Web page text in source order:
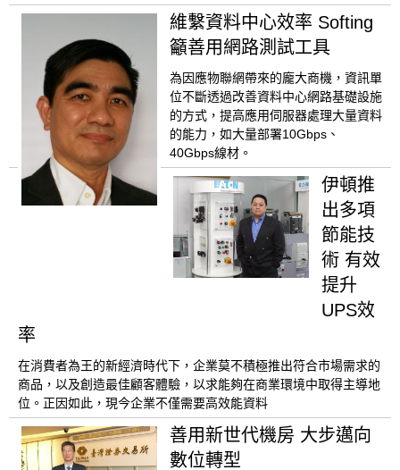
維繫資料中心效率 Softing
籲善用網路測試工具
為因應物聯網帶來的龐大商機，資訊單
位不斷透過改善資料中心網路基礎設施
的方式，提高應用伺服器處理大量資料
的能力，如大量部署10Gbps、
40Gbps線材。
伊頓推
出多項
節能技
術 有效
提升
UPS效
率
在消費者為王的新經濟時代下，企業莫不積極推出符合市場需求的
商品，以及創造最佳顧客體驗，以求能夠在商業環境中取得主導地
位。正因如此，現今企業不僅需要高效能資料
善用新世代機房 大步邁向
數位轉型